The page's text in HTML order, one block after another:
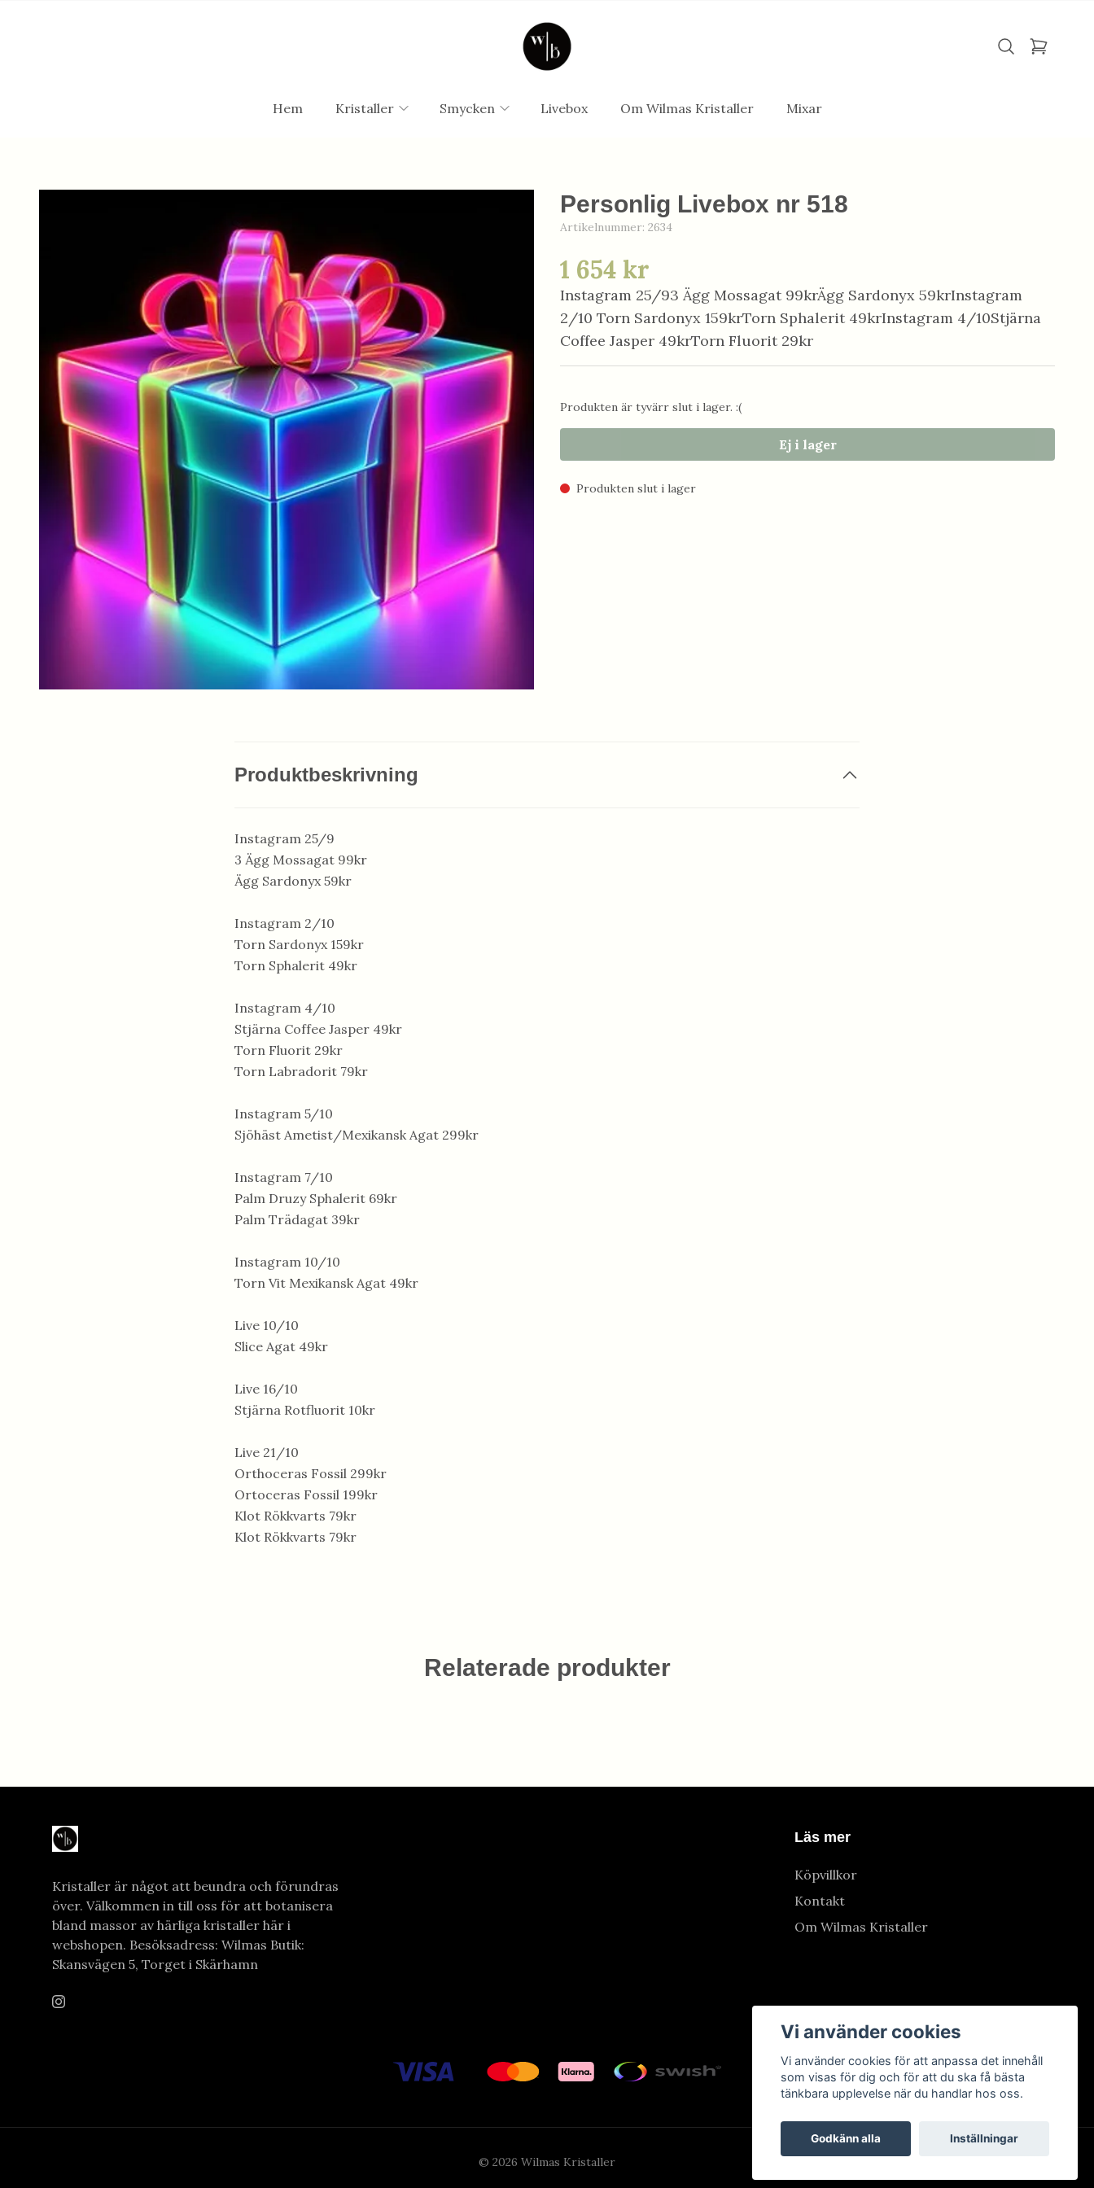
Hem Kristaller Smycken Livebox Om Wilmas Kristaller Mixar
Personlig Livebox nr 518
Artikelnummer: 2634
1 654 kr
Instagram 25/93 Ägg Mossagat 99krÄgg Sardonyx 59krInstagram
2/10 Torn Sardonyx 159krTorn Sphalerit 49krInstagram 4/10Stjärna
Coffee Jasper 49krTorn Fluorit 29kr
Produkten är tyvärr slut i lager. :(
Ej i lager
Produkten slut i lager
Produktbeskrivning
Instagram 25/9
3 Ägg Mossagat 99kr
Ägg Sardonyx 59kr
Instagram 2/10
Torn Sardonyx 159kr
Torn Sphalerit 49kr
Instagram 4/10
Stjärna Coffee Jasper 49kr
Torn Fluorit 29kr
Torn Labradorit 79kr
Instagram 5/10
Sjöhäst Ametist/Mexikansk Agat 299kr
Instagram 7/10
Palm Druzy Sphalerit 69kr
Palm Trädagat 39kr
Instagram 10/10
Torn Vit Mexikansk Agat 49kr
Live 10/10
Slice Agat 49kr
Live 16/10
Stjärna Rotfluorit 10kr
Live 21/10
Orthoceras Fossil 299kr
Ortoceras Fossil 199kr
Klot Rökkvarts 79kr
Klot Rökkvarts 79kr
Relaterade produkter
Kristaller är något att beundra och förundras
över. Välkommen in till oss för att botanisera
bland massor av härliga kristaller här i
webshopen. Besöksadress: Wilmas Butik:
Skansvägen 5, Torget i Skärhamn
Läs mer
Köpvillkor
Kontakt
Om Wilmas Kristaller
© 2026 Wilmas Kristaller
Vi använder cookies
Vi använder cookies för att anpassa det innehåll
som visas för dig och för att du ska få bästa
tänkbara upplevelse när du handlar hos oss.
Godkänn alla Inställningar